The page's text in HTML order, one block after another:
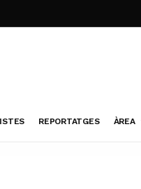
REPORTATGES ÀREA